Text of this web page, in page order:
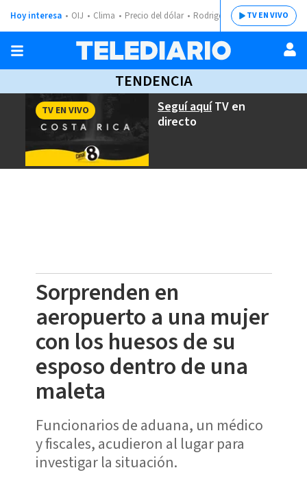
Hoy interesa OIJ Clima Precio del dólar Rodrigo ChavesTV EN VIVO
TENDENCIA
Seguí aquíTV en
directo
TV EN VIVO
Sorprenden en
aeropuerto a una mujer
con los huesos de su
esposo dentro de una
maleta
Funcionarios de aduana, un médico
y fiscales, acudieron al lugar para
investigar la situación.